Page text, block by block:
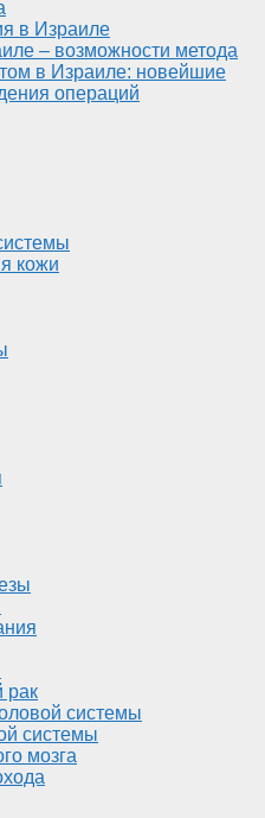
в Израиле
– возможности метода
в Израиле: новейшие
операций
кожи
рак
системы
системы
мозга